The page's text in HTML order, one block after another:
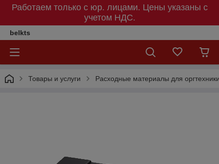
Работаем только с юр. лицами. Цены указаны c
учетом НДС.
belkts
Товары и услуги Расходные материалы для